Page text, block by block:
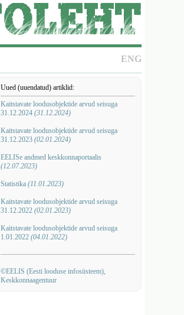
ENG
Uued (uuendatud) artiklid:
Kaitstavate loodusobjektide arvud seisuga
31.12.2024 (31.12.2024)
Kaitstavate loodusobjektide arvud seisuga
31.12.2023 (02.01.2024)
EELISe andmed keskkonnaportaalis
(12.07.2023)
Statistika (11.01.2023)
Kaitstavate loodusobjektide arvud seisuga
31.12.2022 (02.01.2023)
Kaitstavate loodusobjektide arvud seisuga
1.01.2022 (04.01.2022)
©EELIS (Eesti looduse infosüsteem),
Keskkonnaagentuur